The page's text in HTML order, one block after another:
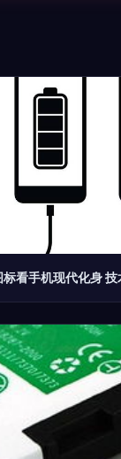
看手机现代化身